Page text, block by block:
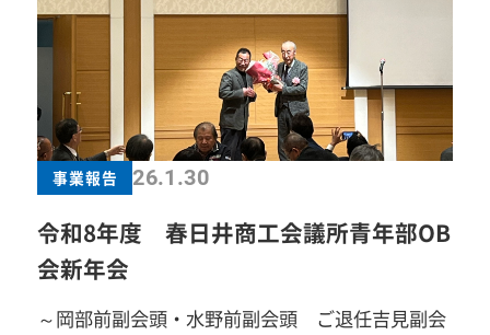
へ移動し、青年部メンバー自ら火起こしを体験。
寒空の下、防災食を実際に調理・試食し、被災時
を想定した体験を行いました。実践を通して、防
災への意識をより一層高める有意義な時間となり
ました。 今回の事業を通じて、知識だけでなく体
した。今後も、会員の皆さまの事業発展と地域防
災力向上につながる取り組みを進めてまいりま
す。アドバンス委員会の皆様、設営ありがとうご
事業報告 26.1.30
令和8年度 春日井商工会議所青年部OB
会新年会
～岡部前副会頭・水野前副会頭 ご退任吉見副会